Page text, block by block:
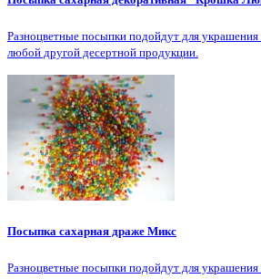
Разноцветные посыпки подойдут для
любой другой десертной продукции.
Посыпка сахарная драже Микс
Разноцветные посыпки подойдут для